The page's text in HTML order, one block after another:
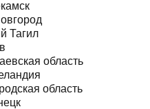
Тагил
область
область